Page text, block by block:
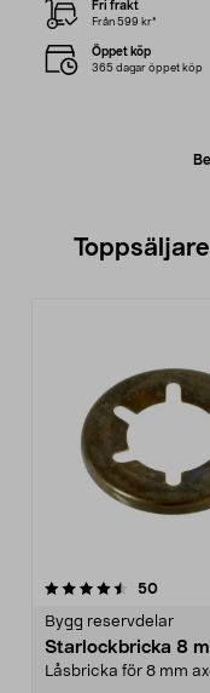
Bell
Fri frakt
Från 599 kr*
Öppet köp
365 dagar öppet köp
50
Bygg reservdelar
Starlockbricka 8
Låsbricka för 8 mm
4.0 av 5 stjärnor